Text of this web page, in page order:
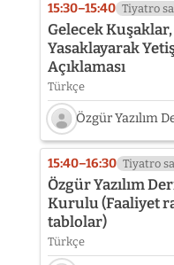
15:30–15:40 Tiyatro
Gelecek
Yasaklayarak
Açıklaması
Türkçe
Konuşmacı
fotoğrafı
henüz
eklenmedi:
Özgür
Yazılım
Derneği
Özgür Yazılım
15:40–16:30 Tiyatro
Özgür Yazılım
Kurulu (Faaliyet
tablolar)
Türkçe